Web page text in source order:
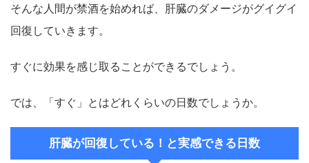
そんな人間が禁酒を始めれば、肝臓のダメージがグイグイ
回復していきます。
すぐに効果を感じ取ることができるでしょう。
では、「すぐ」とはどれくらいの日数でしょうか。
肝臓が回復している！と実感できる日数